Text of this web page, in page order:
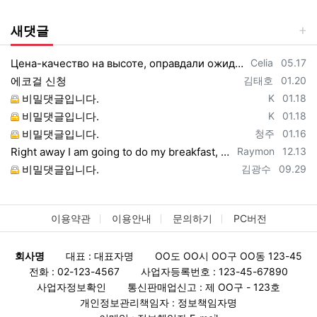
새댓글
등록자
Celia 등록일
05.17
Цена-качество на высоте, оправдали ожидания https://vpncheburnet.top/
등록자
김태호 등록일
01.20
에코걸 신청
등록자
K 등록일
01.18
비밀댓글입니다.
등록자
K 등록일
01.18
비밀댓글입니다.
등록자
청주 등록일
01.16
비밀댓글입니다.
등록자
Raymon 등록일
12.13
Right away I am going to do my breakfast, once having my breakfast coming yet ag…
등록자
김광수 등록일
09.29
비밀댓글입니다.
이용약관 이용안내 문의하기 PC버전
회사명 대표 : 대표자명
OO도 OO시 OO구 OO동 123-45
전화 : 02-123-4567
사업자등록번호 : 123-45-67890
사업자정보확인
통신판매업신고 : 제 OO구 - 123호
개인정보관리책임자 : 정보책임자명